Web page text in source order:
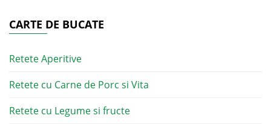
CARTE DE BUCATE
Retete Aperitive
Retete cu Carne de Porc si Vita
Retete cu Legume si fructe